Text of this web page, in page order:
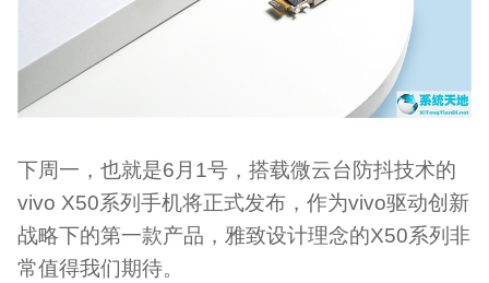
下周一，也就是6月1号，搭载微云台防抖技术的
vivo X50系列手机将正式发布，作为vivo驱动创新
战略下的第一款产品，雅致设计理念的X50系列非
常值得我们期待。